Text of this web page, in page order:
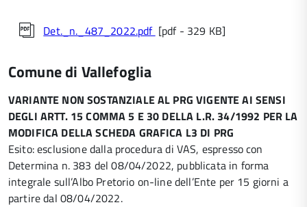
Det._n._487_2022.pdf [pdf - 329 KB]
Comune di Vallefoglia
VARIANTE NON SOSTANZIALE AL PRG VIGENTE AI SENSI
DEGLI ARTT. 15 COMMA 5 E 30 DELLA L.R. 34/1992 PER LA
MODIFICA DELLA SCHEDA GRAFICA L3 DI PRG
Esito: esclusione dalla procedura di VAS, espresso con
Determina n. 383 del 08/04/2022, pubblicata in forma
integrale sull’Albo Pretorio on-line dell’Ente per 15 giorni a
partire dal 08/04/2022.